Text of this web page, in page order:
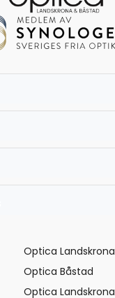
Optica Landskrona
Optica Båstad
Optica Landskrona